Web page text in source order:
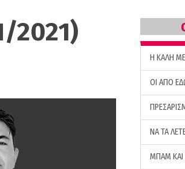
2021)
H ΚΑΛΗ
ΟΙ ΑΠΟ
ΝΑ ΤΑ
ΜΠΑΜ ΚΑΙ